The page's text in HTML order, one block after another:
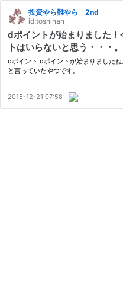
投資やら難やら 2nd
id:toshinan
dポイントが始まりました
トはいらないと思う・・・。
dポイント dポイントが始まりました
と言っていたやつです。
2015-12-21 07:58